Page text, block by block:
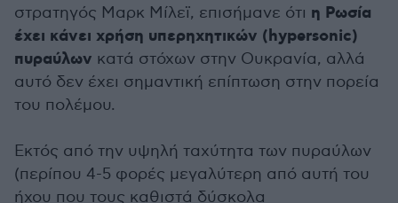
στρατηγός Μαρκ Μίλεϊ, επισήμανε ότι η Ρωσία
έχει κάνει χρήση υπερηχητικών (hypersonic)
πυραύλων κατά στόχων στην Ουκρανία, αλλά
αυτό δεν έχει σημαντική επίπτωση στην πορεία
του πολέμου.
Εκτός από την υψηλή ταχύτητα των πυραύλων
(περίπου 4-5 φορές μεγαλύτερη από αυτή του
ήχου που τους καθιστά δύσκολα